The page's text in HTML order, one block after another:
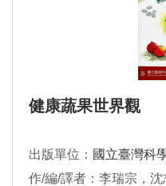
健康蔬果世界觀
出版單位： 國立臺灣科
作/編/譯者：李瑞宗，沈